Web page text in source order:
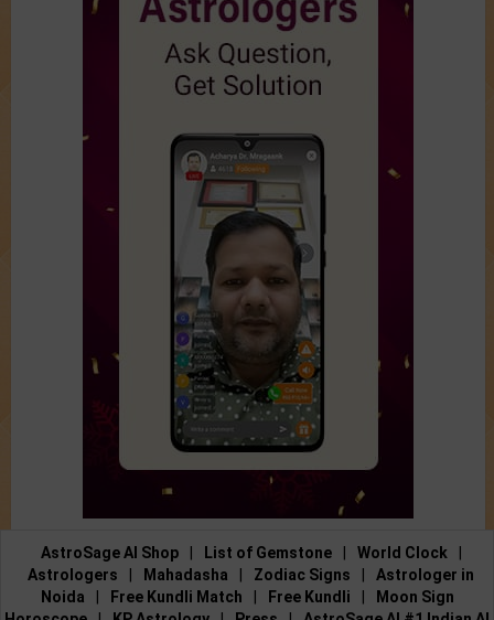
AstroSage AI Shop List of Gemstone World Clock
Astrologers
Mahadasha Zodiac Signs
Astrologer in
Noida
Free Kundli Match Free Kundli
Moon Sign